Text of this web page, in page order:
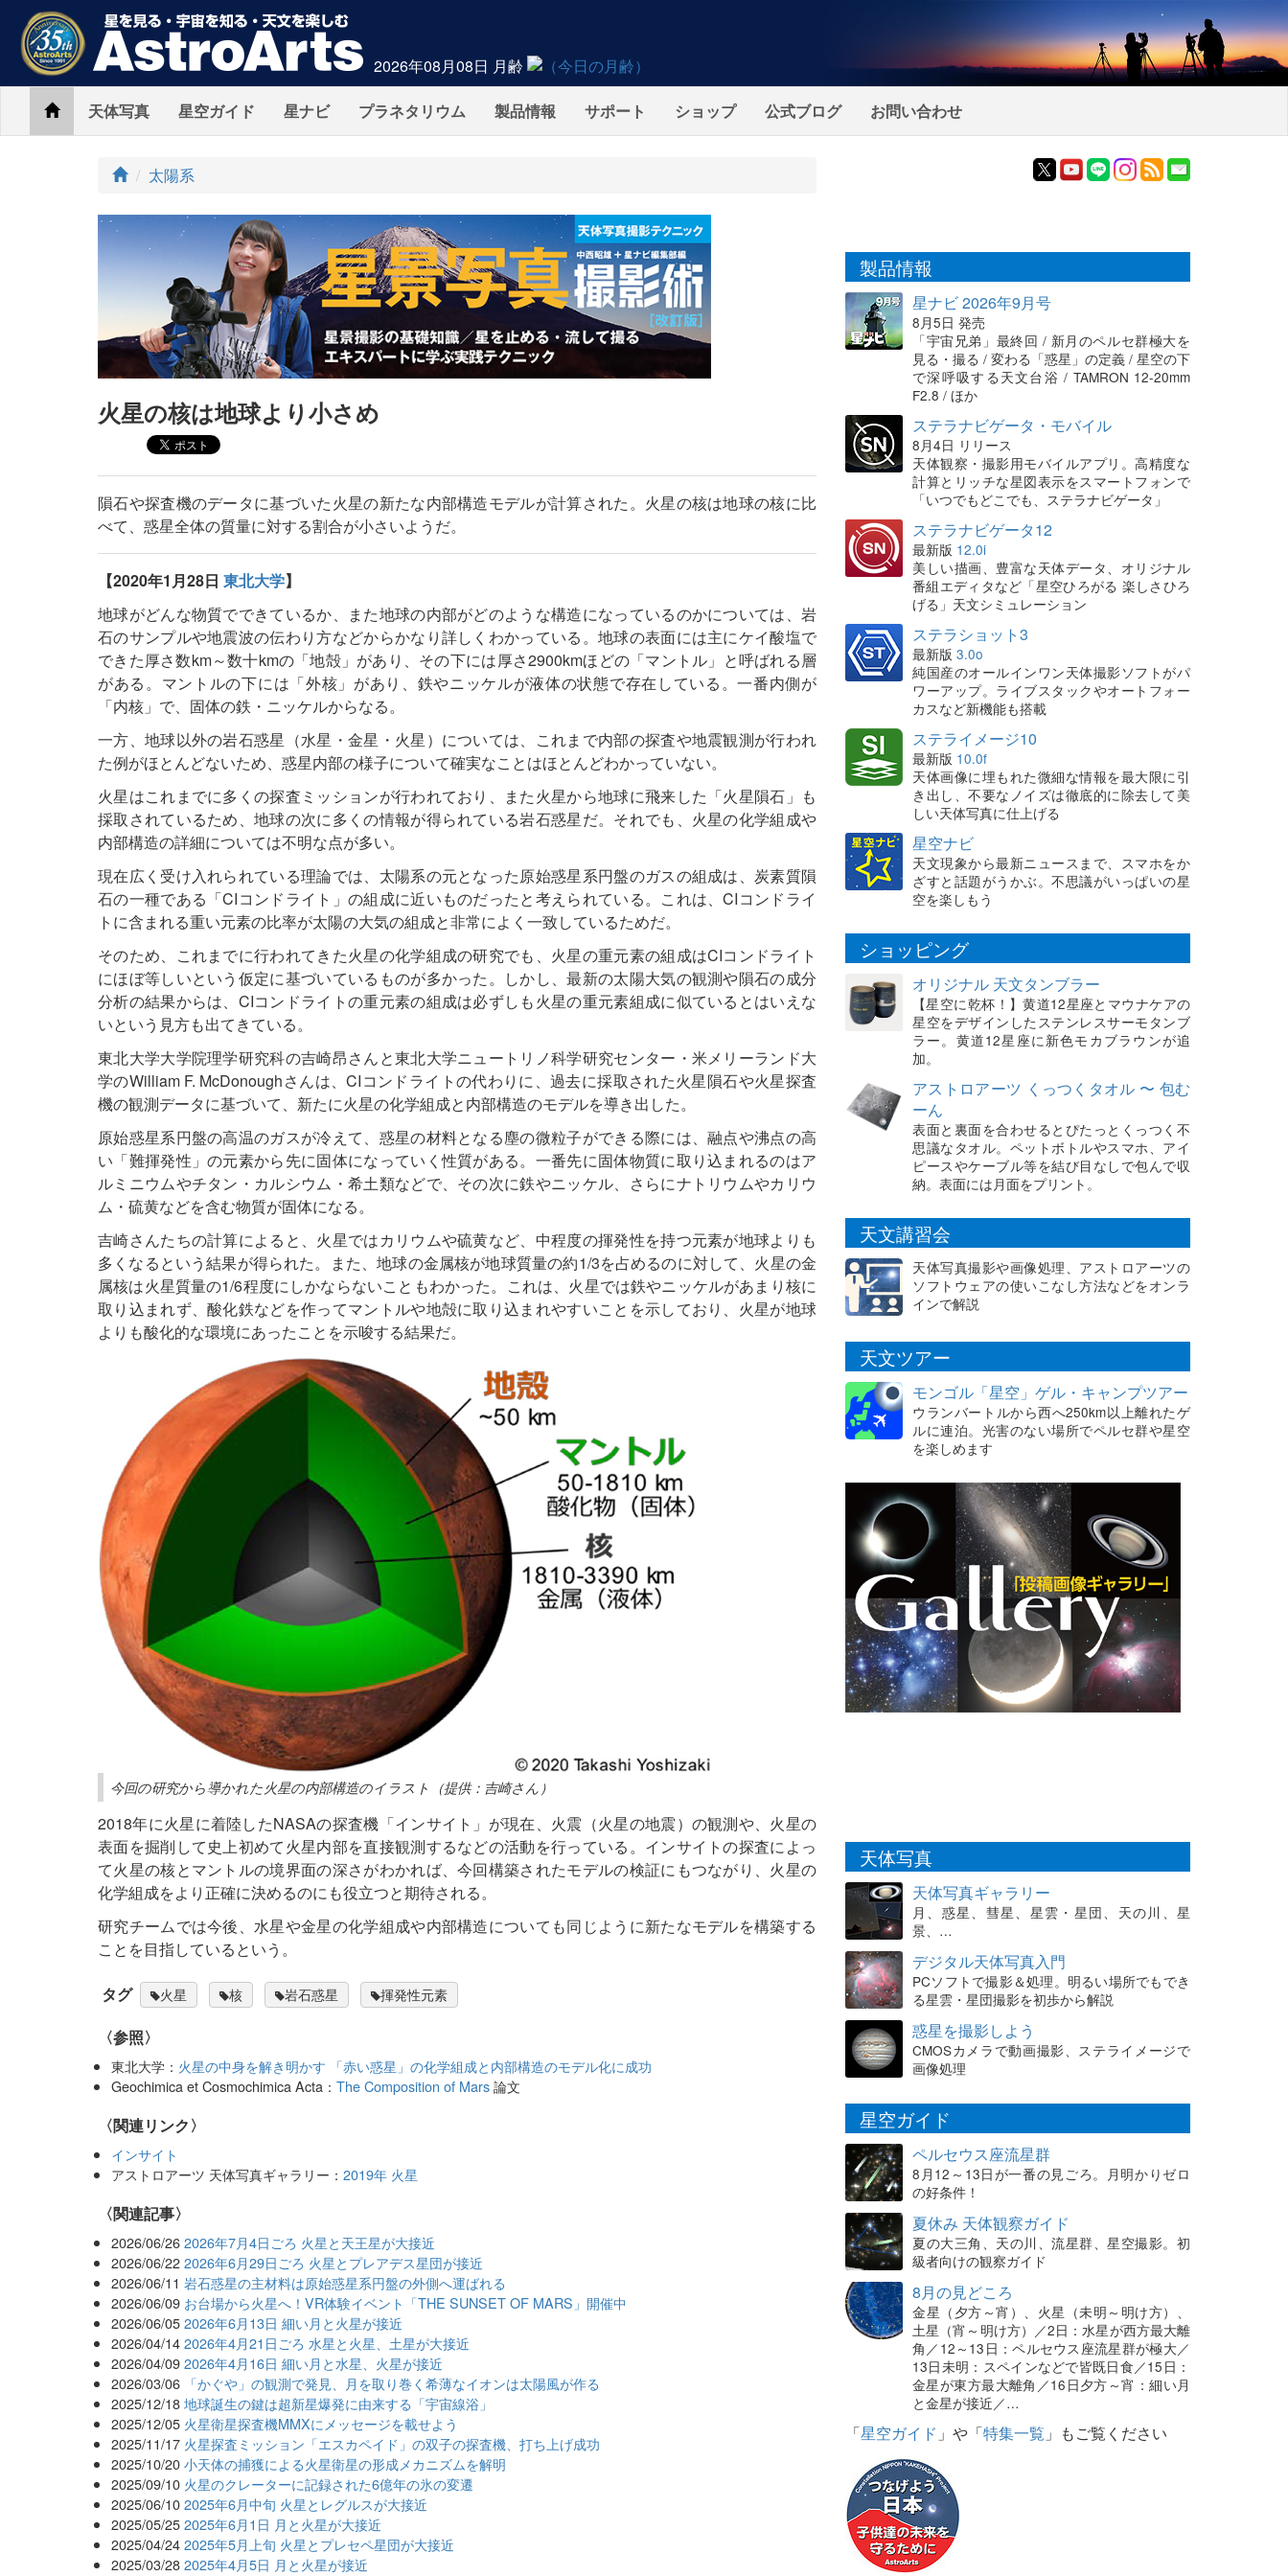
2026年08月08日 月齢
Home天体写真 星空ガイド 星ナビ プラネタリウム 製品情報 サポート ショップ 公式ブログ お問い合わせ
ト
プ
太陽系
火星の核は地球より小さめ
隕石や探査機のデータに基づいた火星の新たな内部構造モデルが計算された。火星の核は地球の核に比
べて、惑星全体の質量に対する割合が小さいようだ。
【2020年1月28日 東北大学】
地球がどんな物質でできているか、また地球の内部がどのような構造になっているのかについては、岩
石のサンプルや地震波の伝わり方などからかなり詳しくわかっている。地球の表面には主にケイ酸塩で
できた厚さ数km～数十kmの「地殻」があり、その下には厚さ2900kmほどの「マントル」と呼ばれる層
がある。マントルの下には「外核」があり、鉄やニッケルが液体の状態で存在している。一番内側が
「内核」で、固体の鉄・ニッケルからなる。
一方、地球以外の岩石惑星（水星・金星・火星）については、これまで内部の探査や地震観測が行われ
た例がほとんどないため、惑星内部の様子について確実なことはほとんどわかっていない。
火星はこれまでに多くの探査ミッションが行われており、また火星から地球に飛来した「火星隕石」も
採取されているため、地球の次に多くの情報が得られている岩石惑星だ。それでも、火星の化学組成や
内部構造の詳細については不明な点が多い。
現在広く受け入れられている理論では、太陽系の元となった原始惑星系円盤のガスの組成は、炭素質隕
石の一種である「CIコンドライト」の組成に近いものだったと考えられている。これは、CIコンドライ
トに含まれる重い元素の比率が太陽の大気の組成と非常によく一致しているためだ。
そのため、これまでに行われてきた火星の化学組成の研究でも、火星の重元素の組成はCIコンドライト
にほぼ等しいという仮定に基づいているものが多かった。しかし、最新の太陽大気の観測や隕石の成分
分析の結果からは、CIコンドライトの重元素の組成は必ずしも火星の重元素組成に似ているとはいえな
いという見方も出てきている。
東北大学大学院理学研究科の吉崎昂さんと東北大学ニュートリノ科学研究センター・米メリーランド大
学のWilliam F. McDonoughさんは、CIコンドライトの代わりに、過去に採取された火星隕石や火星探査
機の観測データに基づいて、新たに火星の化学組成と内部構造のモデルを導き出した。
原始惑星系円盤の高温のガスが冷えて、惑星の材料となる塵の微粒子ができる際には、融点や沸点の高
い「難揮発性」の元素から先に固体になっていく性質がある。一番先に固体物質に取り込まれるのはア
ルミニウムやチタン・カルシウム・希土類などで、その次に鉄やニッケル、さらにナトリウムやカリウ
ム・硫黄などを含む物質が固体になる。
吉崎さんたちの計算によると、火星ではカリウムや硫黄など、中程度の揮発性を持つ元素が地球よりも
多くなるという結果が得られた。また、地球の金属核が地球質量の約1/3を占めるのに対して、火星の金
属核は火星質量の1/6程度にしかならないこともわかった。これは、火星では鉄やニッケルがあまり核に
取り込まれず、酸化鉄などを作ってマントルや地殻に取り込まれやすいことを示しており、火星が地球
よりも酸化的な環境にあったことを示唆する結果だ。
今回の研究から導かれた火星の内部構造のイラスト（提供：吉崎さん）
2018年に火星に着陸したNASAの探査機「インサイト」が現在、火震（火星の地震）の観測や、火星の
表面を掘削して史上初めて火星内部を直接観測するなどの活動を行っている。インサイトの探査によっ
て火星の核とマントルの境界面の深さがわかれば、今回構築されたモデルの検証にもつながり、火星の
化学組成をより正確に決めるのにも役立つと期待される。
研究チームでは今後、水星や金星の化学組成や内部構造についても同じように新たなモデルを構築する
ことを目指しているという。
タグ 火星 核 岩石惑星 揮発性元素
〈参照〉
東北大学： 火星の中身を解き明かす 「赤い惑星」の化学組成と内部構造のモデル化に成功
Geochimica et Cosmochimica Acta：The Composition of Mars論文
〈関連リンク〉
インサイト
アストロアーツ 天体写真ギャラリー：2019年 火星
関連記事
2026/06/26 2026年7月4日ごろ 火星と天王星が大接近
2026/06/22 2026年6月29日ごろ 火星とプレアデス星団が接近
2026/06/11 岩石惑星の主材料は原始惑星系円盤の外側へ運ばれる
2026/06/09 お台場から火星へ！VR体験イベント「THE SUNSET OF MARS」開催中
2026/06/05 2026年6月13日 細い月と火星が接近
2026/04/14 2026年4月21日ごろ 水星と火星、土星が大接近
2026/04/09 2026年4月16日 細い月と水星、火星が接近
2026/03/06 「かぐや」の観測で発見、月を取り巻く希薄なイオンは太陽風が作る
2025/12/18 地球誕生の鍵は超新星爆発に由来する「宇宙線浴」
2025/12/05 火星衛星探査機MMXにメッセージを載せよう
2025/11/17 火星探査ミッション「エスカペイド」の双子の探査機、打ち上げ成功
2025/10/20 小天体の捕獲による火星衛星の形成メカニズムを解明
2025/09/10 火星のクレーターに記録された6億年の氷の変遷
2025/06/10 2025年6月中旬 火星とレグルスが大接近
2025/05/25 2025年6月1日 月と火星が大接近
2025/04/24 2025年5月上旬 火星とプレセペ星団が大接近
2025/03/28 2025年4月5日 月と火星が接近
製品情報
星ナビ 2026年9月号
8月5日 発売
「宇宙兄弟」最終回 / 新月のペルセ群極大を
見る・撮る / 変わる「惑星」の定義 / 星空の下
で深呼吸する天文台浴 / TAMRON 12-20mm
F2.8 / ほか
ステラナビゲータ・モバイル
8月4日 リリース
天体観察・撮影用モバイルアプリ。高精度な
計算とリッチな星図表示をスマートフォンで
「いつでもどこでも、ステラナビゲータ」
ステラナビゲータ12
最新版 12.0i
美しい描画、豊富な天体データ、オリジナル
番組エディタなど「星空ひろがる 楽しさひろ
げる」天文シミュレーション
ステラショット3
最新版 3.0o
純国産のオールインワン天体撮影ソフトがパ
ワーアップ。ライブスタックやオートフォー
カスなど新機能も搭載
ステライメージ10
最新版 10.0f
天体画像に埋もれた微細な情報を最大限に引
き出し、不要なノイズは徹底的に除去して美
しい天体写真に仕上げる
星空ナビ
天文現象から最新ニュースまで、スマホをか
ざすと話題がうかぶ。不思議がいっぱいの星
空を楽しもう
ショッピング
オリジナル 天文タンブラー
【星空に乾杯！】黄道12星座とマウナケアの
星空をデザインしたステンレスサーモタンブ
ラー。黄道12星座に新色モカブラウンが追
加。
アストロアーツ くっつくタオル 〜 包む
ーん
表面と裏面を合わせるとぴたっとくっつく不
思議なタオル。ペットボトルやスマホ、アイ
ピースやケーブル等を結び目なしで包んで収
納。表面には月面をプリント。
天文講習会
天体写真撮影や画像処理、アストロアーツの
ソフトウェアの使いこなし方法などをオンラ
インで解説
天文ツアー
モンゴル「星空」ゲル・キャンプツアー
ウランバートルから西へ250km以上離れたゲ
ルに連泊。光害のない場所でペルセ群や星空
を楽しめます
天体写真
天体写真ギャラリー
月、惑星、彗星、星雲・星団、天の川、星
景、…
デジタル天体写真入門
PCソフトで撮影＆処理。明るい場所でもでき
る星雲・星団撮影を初歩から解説
惑星を撮影しよう
CMOSカメラで動画撮影、ステライメージで
画像処理
星空ガイド
ペルセウス座流星群
8月12～13日が一番の見ごろ。月明かりゼロ
の好条件！
夏休み 天体観察ガイド
夏の大三角、天の川、流星群、星空撮影。初
級者向けの観察ガイド
8月の見どころ
金星（夕方～宵）、火星（未明～明け方）、
土星（宵～明け方）／2日：水星が西方最大離
角／12～13日：ペルセウス座流星群が極大／
13日未明：スペインなどで皆既日食／15日：
金星が東方最大離角／16日夕方～宵：細い月
と金星が接近／…
「星空ガイド 」や「特集一覧 」もご覧ください